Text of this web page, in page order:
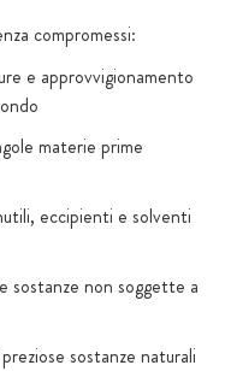
compromessi:
e approvvigionamento
materie prime
eccipienti e solventi
sostanze non soggette a
sostanze naturali